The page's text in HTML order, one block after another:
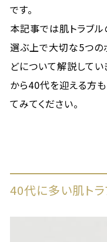
です。
本記事では肌トラブ
選ぶ上で大切な5つの
どについて解説してい
から40代を迎える方
てみてください。
40代に多い肌ト